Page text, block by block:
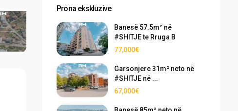
Prona ekskluzive
Banesë 57.5m² në
#SHITJE te Rruga B
77,000€
Garsonjere 31m² neto në
#SHITJE në ...
67,000€